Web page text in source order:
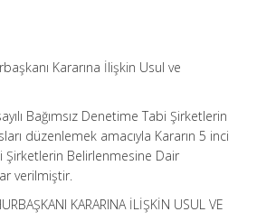
Kararına İlişkin Usul ve
Bağımsız Denetime Tabi Şirketlerin
düzenlemek amacıyla Kararın 5 inci
Şirketlerin Belirlenmesine Dair
verilmiştir.
KARARINA İLİŞKİN USUL VE